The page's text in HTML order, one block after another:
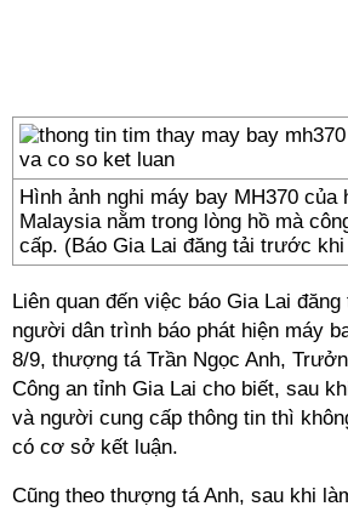
Hình ảnh nghi máy bay MH370 của
Malaysia nằm trong lòng hồ mà
cấp. (Báo Gia Lai đăng tải trước
Liên quan đến việc báo Gia Lai
người dân trình báo phát hiện máy
8/9, thượng tá Trần Ngọc Anh,
Công an tỉnh Gia Lai cho biết, sau
và người cung cấp thông tin thì
có cơ sở kết luận.
Cũng theo thượng tá Anh, sau khi